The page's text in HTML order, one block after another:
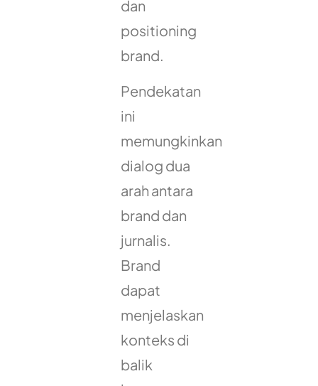
dan
positioning
brand.
Pendekatan
ini
memungkinkan
dialog dua
arah antara
brand dan
jurnalis.
Brand
dapat
menjelaskan
konteks di
balik